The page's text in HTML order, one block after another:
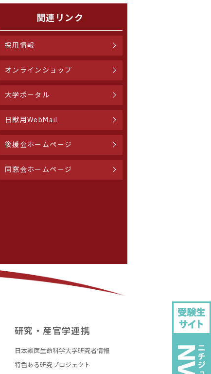
関連リンク
採用情報
オンラインショップ
大学ポータル
日獣用WebMail
後援会ホームページ
同窓会ホームページ
研究・産官学連携
日本獣医生命科学大学研究者情報
特色ある研究プロジェクト